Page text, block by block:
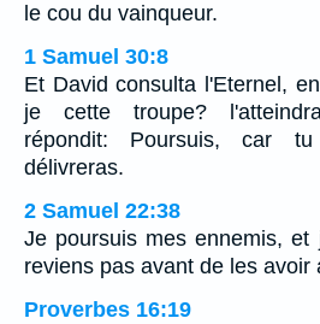
le cou du vainqueur.
1 Samuel 30:8
Et David consulta l'Eternel,
je cette troupe?
répondit: Poursuis, car
délivreras.
2 Samuel 22:38
Je poursuis mes ennemis,
reviens pas avant de les avoir
Proverbes 16:19